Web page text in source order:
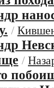
/
/